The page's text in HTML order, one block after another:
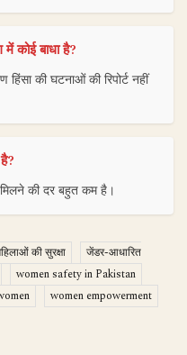
में कोई बाधा है?
की घटनाओं की रिपोर्ट नहीं
की दर बहुत कम है।
की सुरक्षा
जेंडर-आधारित
women safety in Pakistan
women empowerment